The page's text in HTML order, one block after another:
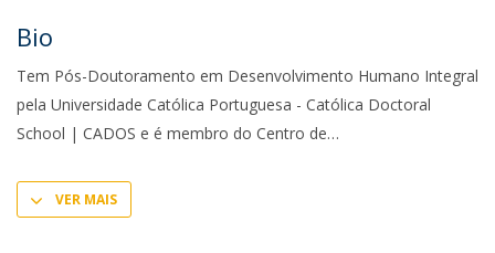
Bio
Tem Pós-Doutoramento em Desenvolvimento Humano Integral
pela Universidade Católica Portuguesa - Católica Doctoral
School | CADOS e é membro do Centro de
VER MAIS